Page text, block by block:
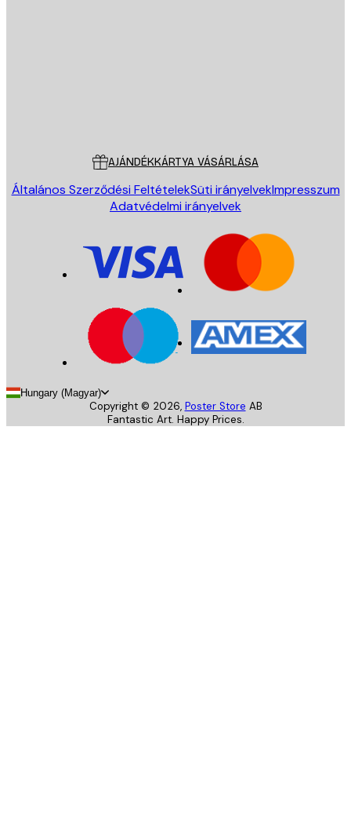
AJÁNDÉKKÁRTYA VÁSÁRLÁSA
Általános Szerződési FeltételekSüti irányelvekImpresszum
Adatvédelmi irányelvek
Hungary (Magyar)
Copyright © 2026, Poster Store AB
Fantastic Art. Happy Prices.